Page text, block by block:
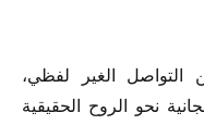
التواصل الغير لفظي،
نحو الروح الحقيقية